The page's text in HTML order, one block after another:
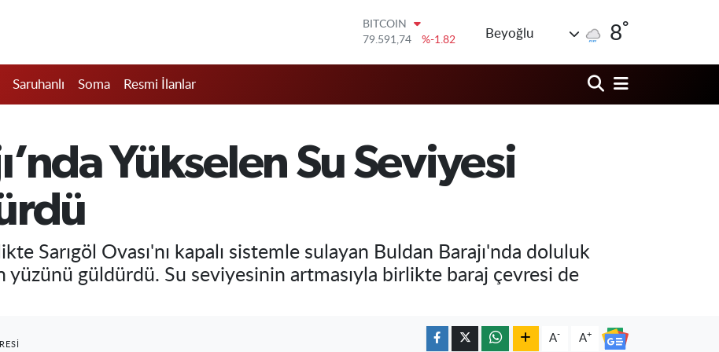
79.591,74
DOLAR
EURO
6862,09000
%0.19
BİST100
14.598,00
%0
Beyoğlu 8°
Saruhanlı Soma Resmi İlanlar
Yükselen Su Seviyesi
Sarıgöl Ovası'nı kapalı sistemle sulayan Buldan Barajı'nda doluluk
yüzünü güldürdü. Su seviyesinin artmasıyla birlikte baraj çevresi de
A- A+